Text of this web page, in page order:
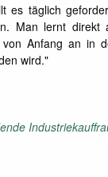
es täglich
Man lernt direkt
Anfang an in
wird."